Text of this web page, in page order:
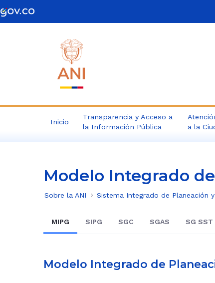
Saltar al contenido principal
Inicio
Transparencia y Acceso a
la Información Pública
a la
Modelo Integrado
Sobre la ANI
MIPG SIPG SGC SGAS SG SST
Modelo Integrado de